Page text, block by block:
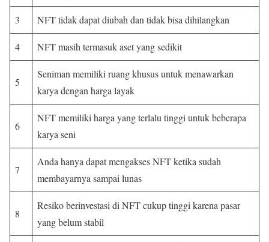
3 NFT tidak dapat diubah dan tidak bisa dihilangkan
4 NFT masih termasuk aset yang sedikit
5
Seniman memiliki ruang khusus untuk menawarkan
karya dengan harga layak
6
NFT memiliki harga yang terlalu tinggi untuk beberapa
karya seni
7
Anda hanya dapat mengakses NFT ketika sudah
membayarnya sampai lunas
8
Resiko berinvestasi di NFT cukup tinggi karena pasar
yang belum stabil